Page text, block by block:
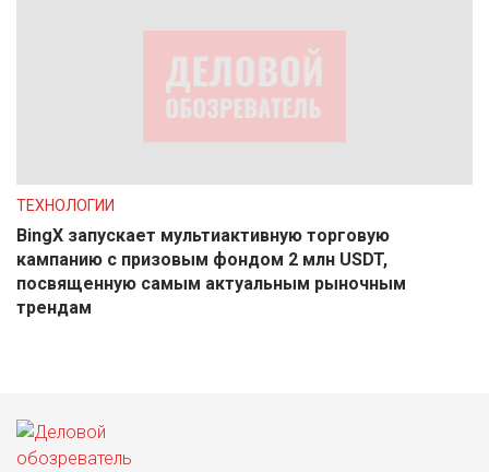
ТЕХНОЛОГИИ
BingX запускает мультиактивную торговую
кампанию с призовым фондом 2 млн USDT,
посвященную самым актуальным рыночным
трендам